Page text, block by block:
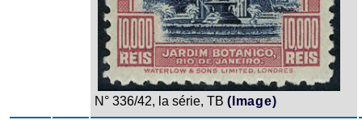
N° 336/42, la série, TB (Image)